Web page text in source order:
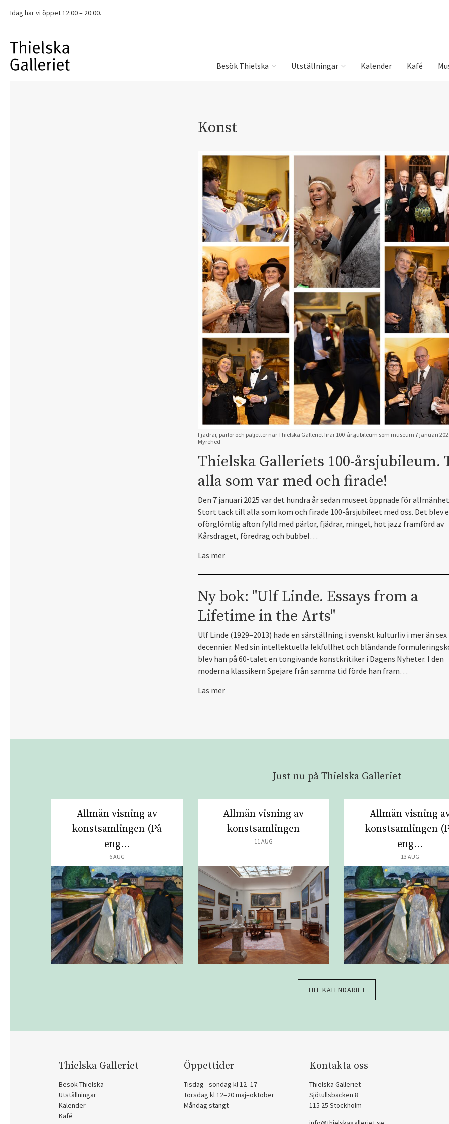
Idag har vi öppet 12:00 – 20:00.
Besök Thielska Utställningar Kalender Kafé
Konst
Fjädrar, pärlor och paljetter när Thielska Galleriet firar 100-årsjubileum som museum 7 januari
Myrehed
Thielska Galleriets 100-årsjubileum.
alla som var med och firade!
Den 7 januari 2025 var det hundra år sedan museet öppnade för
Stort tack till alla som kom och firade 100-årsjubileet med oss. Det blev
oförglömlig afton fylld med pärlor, fjädrar, mingel, hot jazz framförd av
Kårsdraget, föredrag och bubbel…
Läs mer
Ny bok: "Ulf Linde. Essays from a
Lifetime in the Arts"
Ulf Linde (1929–2013) hade en särställning i svenskt kulturliv i mer än sex
decennier. Med sin intellektuella lekfullhet och bländande
blev han på 60-talet en tongivande konstkritiker i Dagens Nyheter. I den
moderna klassikern Spejare från samma tid förde han fram…
Läs mer
Just nu på Thielska Galleriet
Allmän visning av
konstsamlingen (På
eng...
6 AUG
Allmän visning av
konstsamlingen
11 AUG
Allmän visning
konstsamlingen
eng...
13 AUG
TILL KALENDARIET
Thielska Galleriet
Besök Thielska
Utställningar
Kalender
Kafé
Öppettider
Tisdag– söndag kl 12–17
Torsdag kl 12–20 maj–oktober
Måndag stängt
Kontakta oss
Thielska Galleriet
Sjötullsbacken 8
115 25 Stockholm